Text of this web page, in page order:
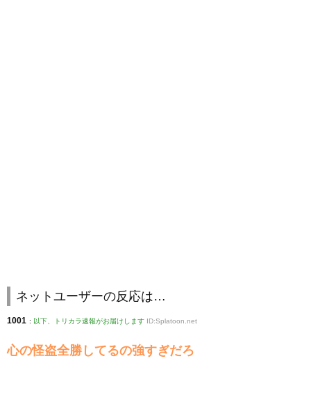
ネットユーザーの反応は…
1001 : 以下、トリカラ速報がお届けします ID:Splatoon.net
心の怪盗全勝してるの強すぎだろ